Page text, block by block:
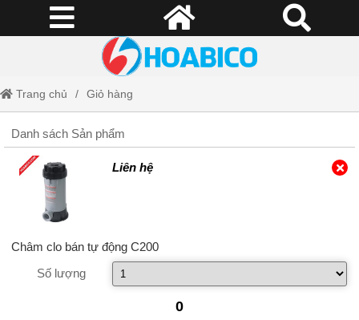
Trang chủ Giỏ hàng
Danh sách Sản phẩm
Liên hệ
Châm clo bán tự động C200
Số lượng
0